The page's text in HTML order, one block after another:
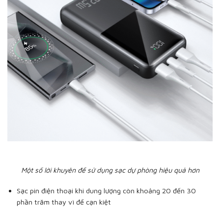
Một số lời khuyên để sử dụng sạc dự phòng hiệu quả hơn
Sạc pin điện thoại khi dung lượng còn khoảng 20 đến 30
phần trăm thay vì để cạn kiệt